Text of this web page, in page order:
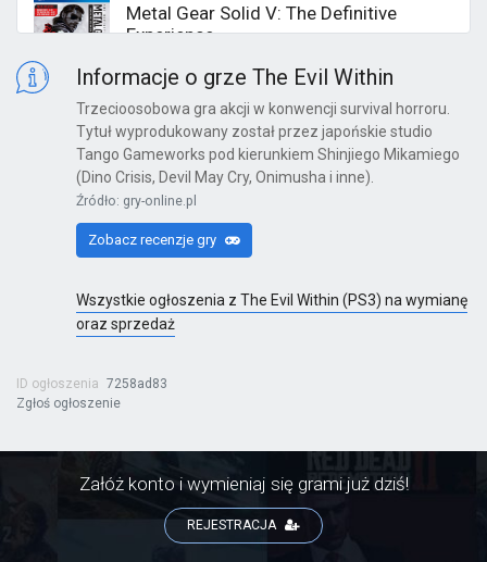
Metal Gear Solid V: The Definitive
Experience
DmC: Devil May Cry - Definitive Edition
PS4
PS4
Until Dawn
Informacje o grze The Evil Within
Trzecioosobowa gra akcji w konwencji survival horroru.
Tytuł wyprodukowany został przez japońskie studio
Tango Gameworks pod kierunkiem Shinjiego Mikamiego
(Dino Crisis, Devil May Cry, Onimusha i inne).
Źródło: gry-online.pl
Zobacz recenzje gry
Wszystkie ogłoszenia z The Evil Within (PS3) na wymianę
oraz sprzedaż
ID ogłoszenia 7258ad83
Zgłoś ogłoszenie
Załóż konto i wymieniaj się grami już dziś!
REJESTRACJA